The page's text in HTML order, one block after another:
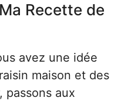
Recette de
avez une idée
maison et des
passons aux